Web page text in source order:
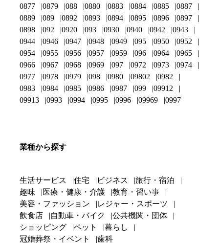
0877
0879 088 0880 0883 0884 0885
0887
0889
089 0892 0893 0894 0895 0896
0897
0898
092 0920 093 0930 0940 0942
0943
0944
0946 0947 0948 0949 095 0950
0952
0954
0955 0956 0957 0959 096 0964
0965
0966
0967 0968 0969 097 0972 0973
0974
0977
0978 0979 098 0980 09802
0982
0983
0984 0985 0986 0987 099
09912
09913
0993 0994 0995 0996 09969 0997
業種から探す
生活サービス 住宅 ビジネス
旅行・宿泊
趣味
医療・健康・介護
教育・習い事
美容・ファッション
レジャー・スポーツ
飲食店
自動車・バイク
公共機関・団体
ショッピング
ペット
暮らし
冠婚葬祭・イベント
歯科